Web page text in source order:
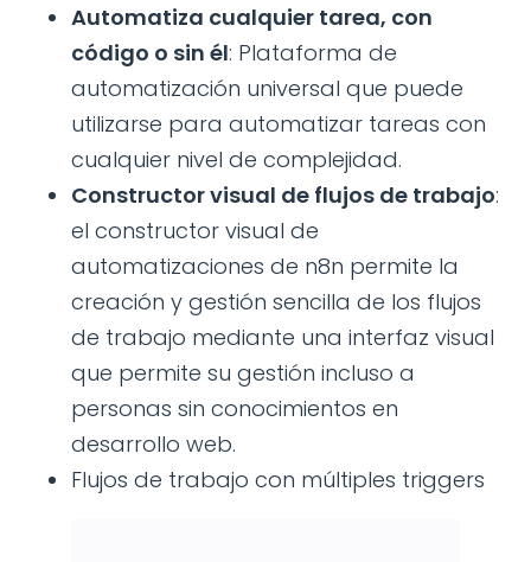
Automatiza cualquier tarea, con
código o sin él: Plataforma de
automatización universal que puede
utilizarse para automatizar tareas con
cualquier nivel de complejidad.
Constructor visual de flujos de trabajo:
el constructor visual de
automatizaciones de n8n permite la
creación y gestión sencilla de los flujos
de trabajo mediante una interfaz visual
que permite su gestión incluso a
personas sin conocimientos en
desarrollo web.
Flujos de trabajo con múltiples triggers